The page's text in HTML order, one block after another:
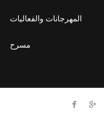
المهرجانات والفعاليات
مسرح